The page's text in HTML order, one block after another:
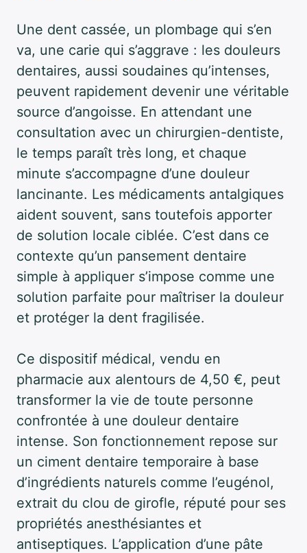
Une dent cassée, un plombage qui s’en
va, une carie qui s’aggrave : les douleurs
dentaires, aussi soudaines qu’intenses,
peuvent rapidement devenir une véritable
source d’angoisse. En attendant une
consultation avec un chirurgien-dentiste,
le temps paraît très long, et chaque
minute s’accompagne d’une douleur
lancinante. Les médicaments antalgiques
aident souvent, sans toutefois apporter
de solution locale ciblée. C’est dans ce
contexte qu’un pansement dentaire
simple à appliquer s’impose comme une
solution parfaite pour maîtriser la douleur
et protéger la dent fragilisée.
Ce dispositif médical, vendu en
pharmacie aux alentours de 4,50 €, peut
transformer la vie de toute personne
confrontée à une douleur dentaire
intense. Son fonctionnement repose sur
un ciment dentaire temporaire à base
d’ingrédients naturels comme l’eugénol,
extrait du clou de girofle, réputé pour ses
propriétés anesthésiantes et
antiseptiques. L’application d’une pâte